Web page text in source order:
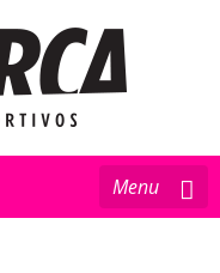
Toggle
navigation
Menu